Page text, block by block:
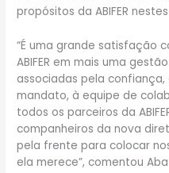
propósitos da ABIFER
“É uma grande satisfação
ABIFER em mais uma
associadas pela
mandato, à equipe de
todos os parceiros da
companheiros da nova
pela frente para colocar
ela merece”, comentou